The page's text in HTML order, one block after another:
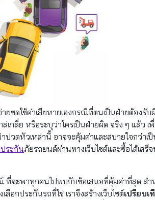
ชดใช้ค่าเสียหายเองกรณีที่ตนเป็นฝ่ายต้องรั
ล่เกลี่ย หรือระบุว่าใครเป็นฝ่ายผิด จริง ๆ แล้ว
ปวดหัวเหล่านี้ อาจจะคุ้มค่าและสบายใจกว่า
ประกันภัยรถยนต์ผ่านทางเว็บไซต์และซื้อได้เส
น์ ที่จะพาทุกคนไปพบกับข้อเสนอที่คุ้มค่าที่สุด ส
อกประกันรถที่ใช่ เราจึงสร้างเว็บไซต์เปรียบเ